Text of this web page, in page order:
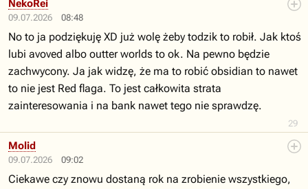
09.07.2026 08:48
29
NekoRei
No to ja podziękuję XD już wolę żeby todzik to robił. Jak ktoś
lubi avoved albo outter worlds to ok. Na pewno będzie
zachwycony. Ja jak widzę, że ma to robić obsidian to nawet
to nie jest Red flaga. To jest całkowita strata
zainteresowania i na bank nawet tego nie sprawdzę.
09.07.2026 09:02
Molid
Ciekawe czy znowu dostaną rok na zrobienie wszystkiego,